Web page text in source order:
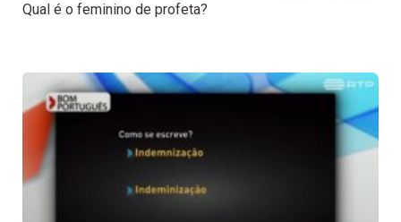
Qual é o feminino de profeta?